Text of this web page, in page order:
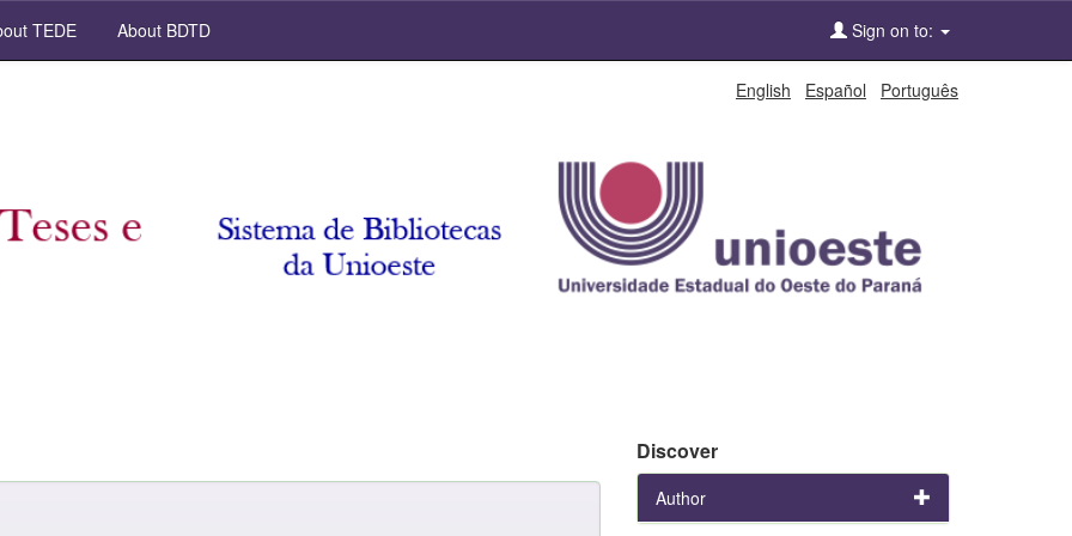
TEDE About BDTD Sign on to:
English Español Português
Discover
Author